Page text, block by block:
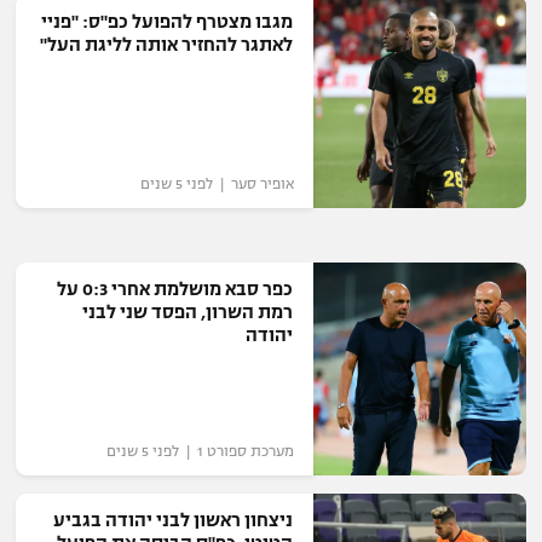
רשיון להקרנה פומבית לבית עסק
הצטרפות לחבילת הערוצים
לוח דרושים – ג'ובנט
תגיות
המגזין
מגבו מצטרף להפועל כפ"ס: "פניי
לאתגר להחזיר אותה לליגת העל"
אופיר סער | לפני 5 שנים
כפר סבא מושלמת אחרי 0:3 על
רמת השרון, הפסד שני לבני
יהודה
מערכת ספורט 1 | לפני 5 שנים
ניצחון ראשון לבני יהודה בגביע